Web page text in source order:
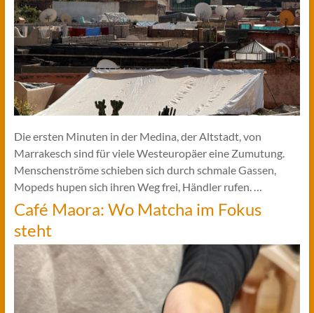
Die ersten Minuten in der Medina, der Altstadt, von
Marrakesch sind für viele Westeuropäer eine Zumutung.
Menschenströme schieben sich durch schmale Gassen,
Mopeds hupen sich ihren Weg frei, Händler rufen. …
Café Maora: Wo Matcha im Fokus
steht